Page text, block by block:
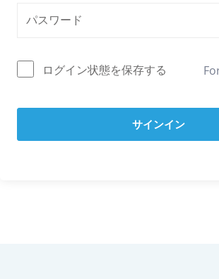
ログイン状態を保存する
サインイン